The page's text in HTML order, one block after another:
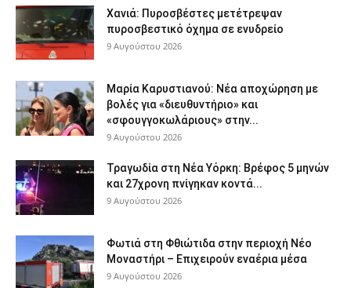
Χανιά: Πυροσβέστες μετέτρεψαν
πυροσβεστικό όχημα σε ενυδρείο
9 Αυγούστου 2026
Μαρία Καρυστιανού: Νέα αποχώρηση με
βολές για «διευθυντήριο» και
«σφουγγοκωλάριους» στην...
9 Αυγούστου 2026
Τραγωδία στη Νέα Υόρκη: Βρέφος 5 μηνών
και 27χρονη πνίγηκαν κοντά...
9 Αυγούστου 2026
Φωτιά στη Φθιώτιδα στην περιοχή Νέο
Μοναστήρι – Επιχειρούν εναέρια μέσα
9 Αυγούστου 2026